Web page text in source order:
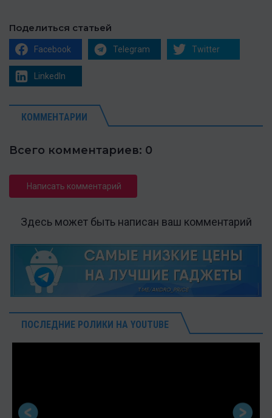
Поделиться статьей
Facebook Telegram Twitter
LinkedIn
КОММЕНТАРИИ
Всего комментариев: 0
Написать комментарий
Здесь может быть написан ваш комментарий
ПОСЛЕДНИЕ РОЛИКИ НА YOUTUBE